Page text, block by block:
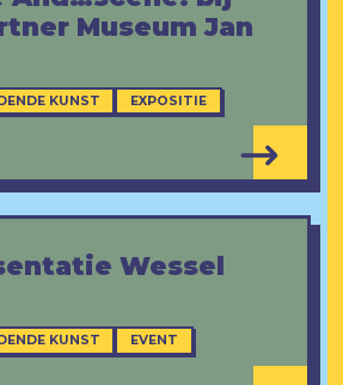
KUNST EXPOSITIE
Museum Jan
KUNST EVENT
Wessel